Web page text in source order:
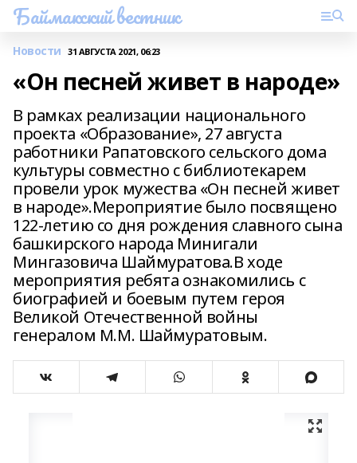
Баймакский вестник
Новости 31 АВГУСТА 2021, 06:23
«Он песней живет в народе»
В рамках реализации национального
проекта «Образование», 27 августа
работники Рапатовского сельского дома
культуры совместно с библиотекарем
провели урок мужества «Он песней живет
в народе».Мероприятие было посвящено
122-летию со дня рождения славного сына
башкирского народа Минигали
Мингазовича Шаймуратова.В ходе
мероприятия ребята ознакомились с
биографией и боевым путем героя
Великой Отечественной войны
генералом М.М. Шаймуратовым.